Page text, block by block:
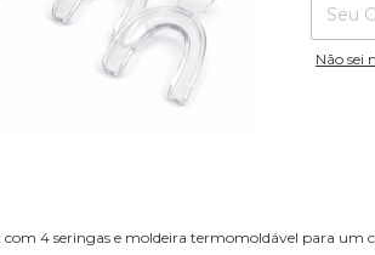
Não sei
4 seringas e moldeira termomoldável para um